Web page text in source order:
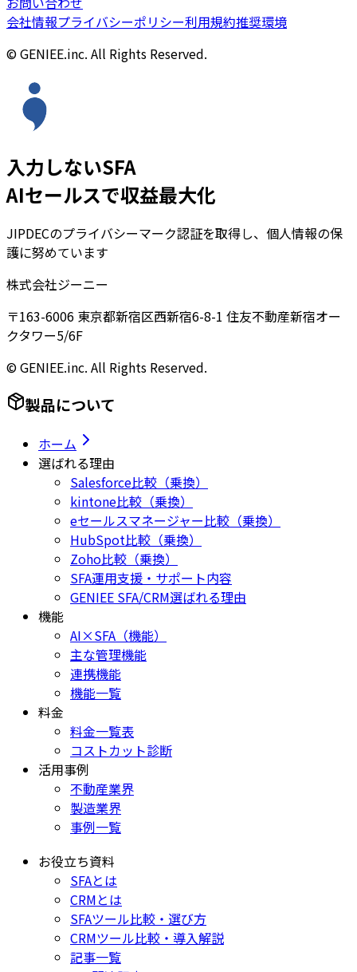
会社情報プライバシーポリシー利用規約推奨環境
© GENIEE.inc. All Rights Reserved.
入力しないSFA
AIセールスで収益最大化
JIPDECのプライバシーマーク認証を取得し、個人情報の保
護に努めています
株式会社ジーニー
〒163-6006 東京都新宿区西新宿6-8-1 住友不動産新宿オー
クタワー5/6F
© GENIEE.inc. All Rights Reserved.
製品について
ホーム
選ばれる理由
Salesforce比較（乗換）
kintone比較（乗換）
eセールスマネージャー比較（乗換）
HubSpot比較（乗換）
Zoho比較（乗換）
SFA運用支援・サポート内容
GENIEE SFA/CRM選ばれる理由
機能
AI×SFA（機能）
主な管理機能
連携機能
機能一覧
料金
料金一覧表
コストカット診断
活用事例
不動産業界
製造業界
事例一覧
お役立ち資料
SFAとは
CRMとは
SFAツール比較・選び方
CRMツール比較・導入解説
記事一覧